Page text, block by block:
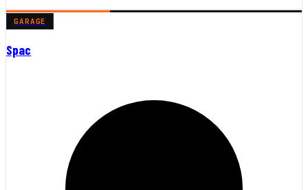
GARAGE
Spac